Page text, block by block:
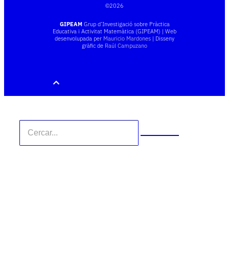
©2026
GIPEAMGrup d’Investigació sobre Pràctica
Educativa i Activitat Matemàtica (GIPEAM) | Web
desenvolupada per Mauricio Mardones | Disseny
gràfic de Raúl Campuzano